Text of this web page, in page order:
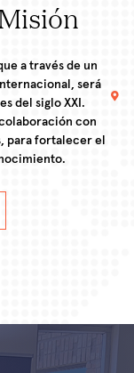
a través de un
será
del siglo XXI.
con
para fortalecer el